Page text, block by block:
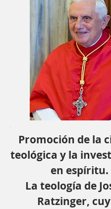
Promoción de la
teológica y la
en espíritu.
La teología de
Ratzinger,